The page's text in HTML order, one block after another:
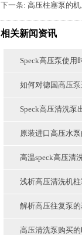
下一条: 高压柱塞泵的
相关新闻资讯
Speck高压泵使用
如何对德国高压
Speck高压清洗泵
原装进口高压水
高温speck高压清
浅析高压清洗机
解析高压往复泵
高压清洗泵购买